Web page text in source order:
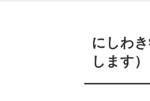
にしわ
します）